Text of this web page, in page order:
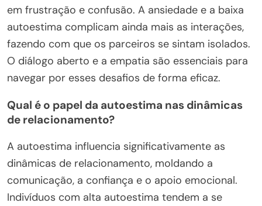
em frustração e confusão. A ansiedade e a baixa
autoestima complicam ainda mais as interações,
fazendo com que os parceiros se sintam isolados.
O diálogo aberto e a empatia são essenciais para
navegar por esses desafios de forma eficaz.
Qual é o papel da autoestima nas dinâmicas
de relacionamento?
A autoestima influencia significativamente as
dinâmicas de relacionamento, moldando a
comunicação, a confiança e o apoio emocional.
Indivíduos com alta autoestima tendem a se